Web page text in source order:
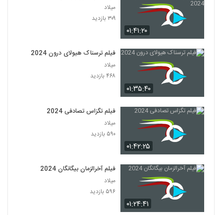
۰۱:۴۱:۲۰
میلاد
۳۰۹ بازدید
۰۱:۳۵:۴۰
فیلم ترسناک هیولای درون 2024
میلاد
۴۶۸ بازدید
۰۱:۴۲:۲۵
فیلم تگزاس تصادفی 2024
میلاد
۵۹۰ بازدید
۰۱:۲۴:۴۱
فیلم آخرالزمان بیگانگان 2024
میلاد
۵۹۶ بازدید